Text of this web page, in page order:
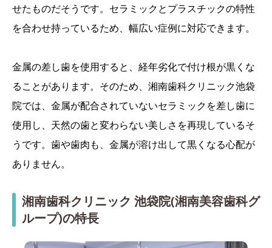
せたものだそうです。セラミックとプラスチックの特性
を合わせ持っているため、幅広い症例に対応できます。
金属の差し歯を使用すると、経年劣化で付け根が黒くな
ることがあります。そのため、湘南歯科クリニック池袋
院では、金属が配合されていないセラミックを差し歯に
使用し、天然の歯と変わらない美しさを再現しているそ
うです。歯や歯肉も、金属が溶け出して黒くなる心配が
ありません。
湘南歯科クリニック 池袋院(湘南美容歯科グ
ループ)の特長